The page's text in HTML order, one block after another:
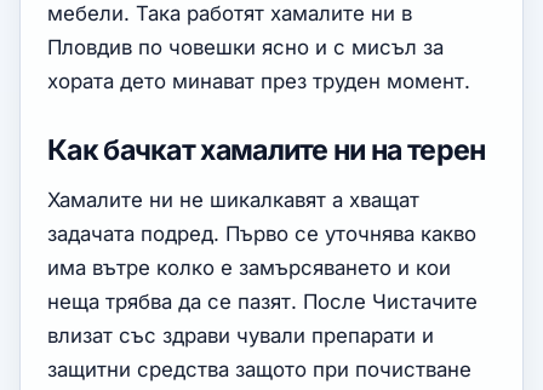
мебели. Така работят хамалите ни в
Пловдив по човешки ясно и с мисъл за
хората дето минават през труден момент.
Как бачкат хамалите ни на терен
Хамалите ни не шикалкавят а хващат
задачата подред. Първо се уточнява какво
има вътре колко е замърсяването и кои
неща трябва да се пазят. После Чистачите
влизат със здрави чували препарати и
защитни средства защото при почистване